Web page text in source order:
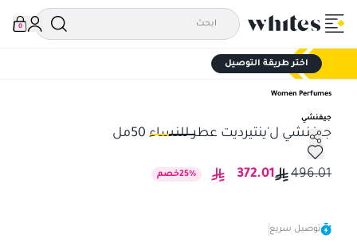
0
اختر طريقة التوصيل
Women Perfumes
جيفنشي
جيفنشي ل'ينتيرديت عطر للنساء 50مل
جيفنشي ل'ينتيرديت عطر للنساء 50مل
496.01
372.01
25% خصم
توصيل سريع